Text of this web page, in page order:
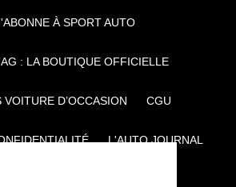
À SPORT AUTO
: LA BOUTIQUE OFFICIELLE
VOITURE D’OCCASION CGU
L'AUTO JOURNAL